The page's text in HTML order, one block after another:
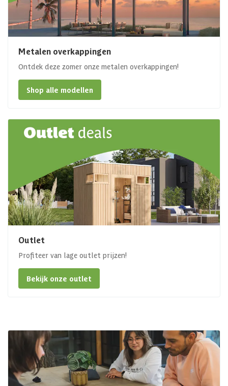
Metalen overkappingen
Ontdek deze zomer onze metalen overkappingen!
Shop alle modellen
Outlet
Profiteer van lage outlet prijzen!
Bekijk onze outlet